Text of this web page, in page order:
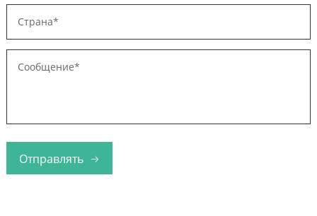
Отправлять